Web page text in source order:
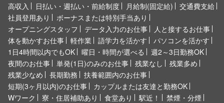
高収入 日払い・週払い・前給制度 月給制(固定給)
交通費支給
社員登用あり
ボーナスまたは特別手当あり
オープニングスタッフ
データ入力のお仕事
人と接するお仕事
体を動かすお仕事
軽作業 語学力を活かす
パソコンを活かす
1日4時間以内でもOK
曜日・時間が選べる
週2～3日勤務OK
夜間のお仕事
単発(1日)のみのお仕事 残業なし
残業多め
残業少なめ
長期勤務
扶養範囲内のお仕事
短期(3ヶ月以内)のお仕事
カップルまたは友達と勤務OK
Wワーク
寮・住居補助あり 食堂あり 駅近！
禁煙・分煙